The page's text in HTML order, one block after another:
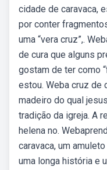
cidade de caravaca,
por conter
uma “vera cruz”,.
de cura que alguns
gostam de ter como
estou. Weba cruz de
madeiro do qual
tradição da igreja. A
helena no.
caravaca, um
uma longa história e